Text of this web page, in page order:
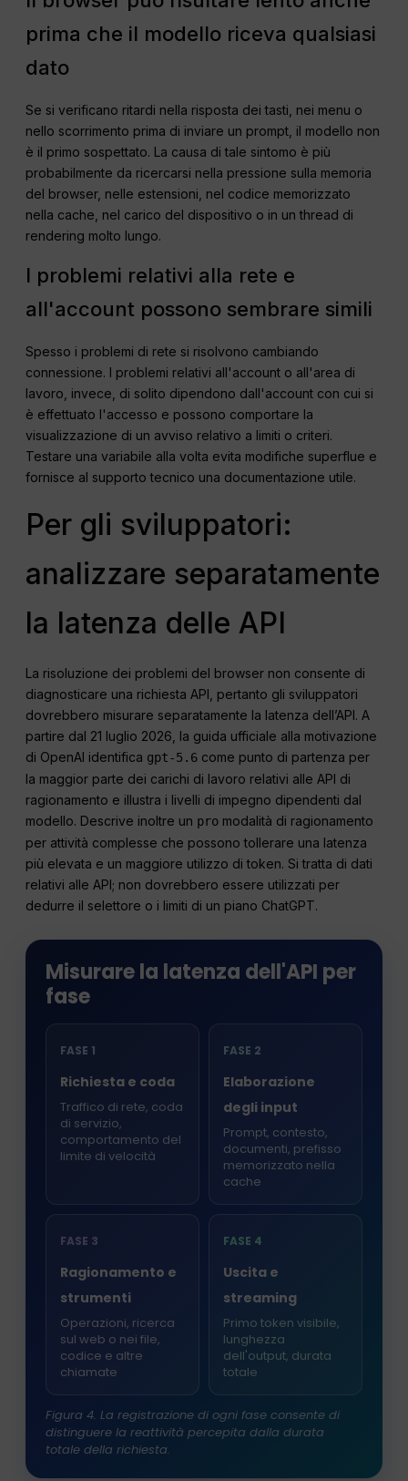
prima che il modello riceva qualsiasi
dato
Se si verificano ritardi nella risposta dei tasti, nei menu o
nello scorrimento prima di inviare un prompt, il modello non
è il primo sospettato. La causa di tale sintomo è più
probabilmente da ricercarsi nella pressione sulla memoria
del browser, nelle estensioni, nel codice memorizzato
nella cache, nel carico del dispositivo o in un thread di
rendering molto lungo.
I problemi relativi alla rete e
all'account possono sembrare simili
Spesso i problemi di rete si risolvono cambiando
connessione. I problemi relativi all'account o all'area di
lavoro, invece, di solito dipendono dall'account con cui si
è effettuato l'accesso e possono comportare la
visualizzazione di un avviso relativo a limiti o criteri.
Testare una variabile alla volta evita modifiche superflue e
fornisce al supporto tecnico una documentazione utile.
Per gli sviluppatori:
analizzare separatamente
la latenza delle API
La risoluzione dei problemi del browser non consente di
diagnosticare una richiesta API, pertanto gli sviluppatori
dovrebbero misurare separatamente la latenza dell’API. A
partire dal 21 luglio 2026, la guida ufficiale alla motivazione
di OpenAI identifica gpt-5.6 come punto di partenza per
la maggior parte dei carichi di lavoro relativi alle API di
ragionamento e illustra i livelli di impegno dipendenti dal
modello. Descrive inoltre un pro modalità di ragionamento
per attività complesse che possono tollerare una latenza
più elevata e un maggiore utilizzo di token. Si tratta di dati
relativi alle API; non dovrebbero essere utilizzati per
dedurre il selettore o i limiti di un piano ChatGPT.
Misurare la latenza dell'API per
fase
FASE 1
Richiesta e coda
Traffico di rete, coda
di servizio,
comportamento del
limite di velocità
FASE 2
Elaborazione
degli input
Prompt, contesto,
documenti, prefisso
memorizzato nella
cache
FASE 3
Ragionamento e
strumenti
Operazioni, ricerca
sul web o nei file,
codice e altre
chiamate
FASE 4
Uscita e
streaming
Primo token visibile,
lunghezza
dell'output, durata
totale
Figura 4. La registrazione di ogni fase consente di
distinguere la reattività percepita dalla durata
totale della richiesta.